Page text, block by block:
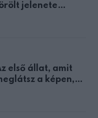
jelenete
első állat, amit
a képen,